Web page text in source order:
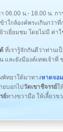
06.00 น.- 18.00 น.
ข้าใกล้องค์พระเกินกว่
าเยี่ยมชม โดยไม่มี ค่า
ที่เรารู้จักกันดีว่าท่านเ
ละยังมีองค์เทพเจ้าที่
ทยาใต้มาทางหาดจอ
ยบอกไป วัดเขาชีจรรย์ใ
ย์ทางขวามือ ให้เลี้่ยวข